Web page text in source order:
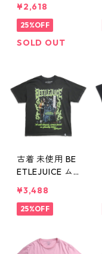
AVIDSON モー
ターサイクル
プリントTシャ
25n w60730
¥2,618
25%OFF
SOLD OUT
古着 未使用 BE
ETLEJUICE ム
トTシャツ ダー
クグレー 表
¥3,488
25%OFF